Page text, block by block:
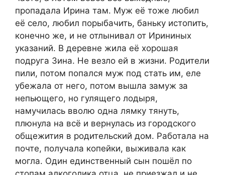
пропадала Ирина там. Муж её тоже любил
её село, любил порыбачить, баньку истопить,
конечно же, и не отлынивал от Ирининых
указаний. В деревне жила её хорошая
подруга Зина. Не везло ей в жизни. Родители
пили, потом попался муж под стать им, еле
убежала от него, потом вышла замуж за
непьющего, но гулящего лодыря,
намучилась вволю одна лямку тянуть,
плюнула на всё и вернулась из городского
общежития в родительский дом. Работала на
почте, получала копейки, выживала как
могла. Один единственный сын пошёл по